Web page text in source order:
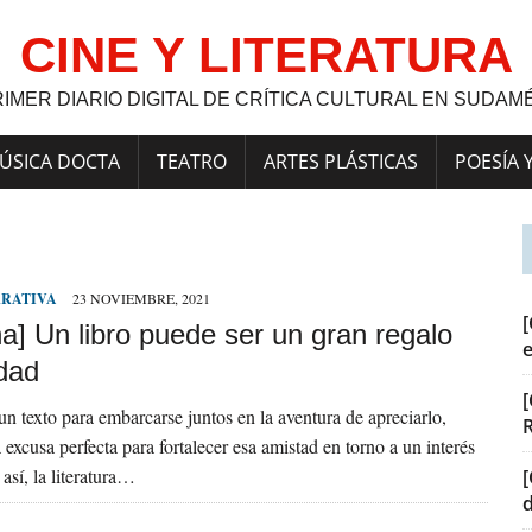
CINE Y LITERATURA
DIARIO DIGITAL DE CRÍTICA CULTURAL EN
DOCTA TEATRO ARTES PLÁSTICAS POESÍA
23 NOVIEMBRE, 2021
Un libro puede ser un gran regalo
texto para embarcarse juntos en la aventura de apreciarlo,
perfecta para fortalecer esa amistad en torno a un interés
la literatura…